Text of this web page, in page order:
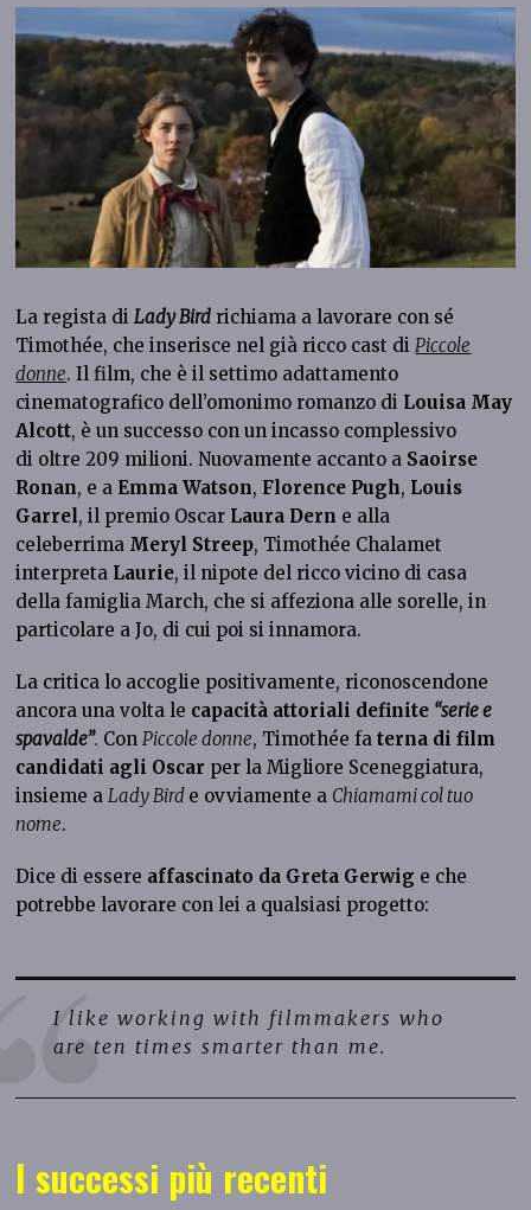
La regista diLady Bird richiama a lavorare con sé
Timothée, che inserisce nel già ricco cast diPiccole
donne. Il film, che è il settimo adattamento
cinematografico dell’omonimo romanzo di Louisa May
Alcott, è un successo con un incasso complessivo
di oltre 209 milioni. Nuovamente accanto a Saoirse
Ronan, e a Emma Watson, Florence Pugh, Louis
Garrel, il premio Oscar Laura Dern e alla
celeberrima Meryl Streep, Timothée Chalamet
interpreta Laurie, il nipote del ricco vicino di casa
della famiglia March, che si affeziona alle sorelle, in
particolare a Jo, di cui poi si innamora.
La critica lo accoglie positivamente, riconoscendone
ancora una volta le capacità attoriali definite “serie e
spavalde”. ConPiccole donne, Timothée faterna di film
candidati agli Oscar per la Migliore Sceneggiatura,
insieme aLady Bird e ovviamente a Chiamami col tuo
nome.
Dice di essere affascinato da Greta Gerwig e che
potrebbe lavorare con lei a qualsiasi progetto:
I like working with filmmakers who
are ten times smarter than me.
I successi più recenti